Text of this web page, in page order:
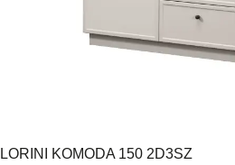
LORINI KOMODA 150 2D3SZ